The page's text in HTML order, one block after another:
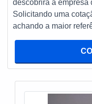
a Depósito Mineiro é
quando o assunto for
Depósito Mineiro tem
de rack para sala
clientes, oferece
descobrirá a empresa
Solicitando uma
achando a maior
melhor mão de obra
precisão com móveis